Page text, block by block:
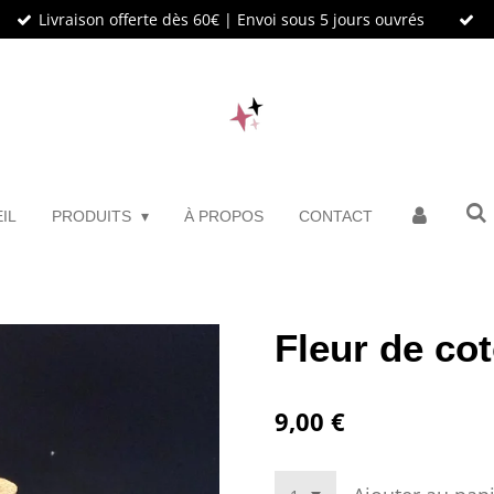
Livraison offerte dès 60€ | Envoi sous 5 jours ouvrés
PRODUITS À PROPOS CONTACT
Fleur de
9,00 €